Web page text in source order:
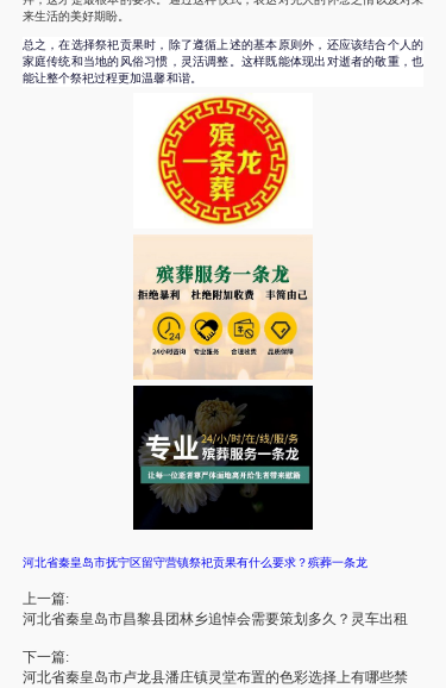
来生活的美好期盼。
总之，在选择祭祀贡果时，除了遵循上述的基本原则外，还应该结合个人的
家庭传统和当地的风俗习惯，灵活调整。这样既能体现出对逝者的敬重，也
能让整个祭祀过程更加温馨和谐。
河北省秦皇岛市抚宁区留守营镇祭祀贡果有什么要求？殡葬一条龙
上一篇:
河北省秦皇岛市昌黎县团林乡追悼会需要策划多久？灵车出租
下一篇:
河北省秦皇岛市卢龙县潘庄镇灵堂布置的色彩选择上有哪些禁